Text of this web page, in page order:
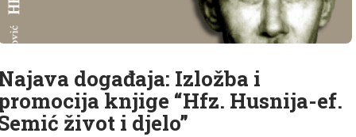
događaja: Izložba i
knjige “Hfz. Husnija-ef.
život i djelo”